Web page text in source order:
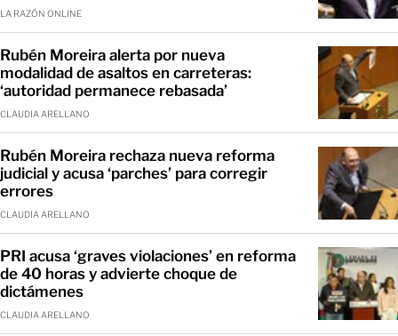
LA RAZÓN ONLINE
Rubén Moreira alerta por nueva
modalidad de asaltos en carreteras:
‘autoridad permanece rebasada’
CLAUDIA ARELLANO
Rubén Moreira rechaza nueva reforma
judicial y acusa ‘parches’ para corregir
errores
CLAUDIA ARELLANO
PRI acusa ‘graves violaciones’ en reforma
de 40 horas y advierte choque de
dictámenes
CLAUDIA ARELLANO